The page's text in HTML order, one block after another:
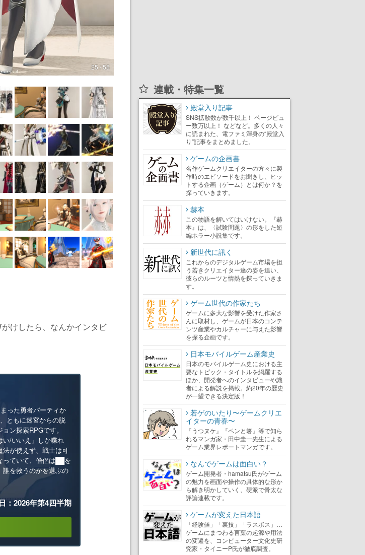
25 / 55
けしたら、なんかインタビ
った勇者パーティか
ともに迷宮からの脱
ン探索RPGです。
い/いいえ」しか喋れ
法が使えず、戦士は可
っていて、僧侶は██を
誰を救うのかを選ぶの
：2026年第4四半期
連載・特集一覧
殿堂入り記事
SNS拡散数が数千以上！ ページビュ
ー数万以上！ などなど。多くの人々
に読まれた、電ファミ渾身の“殿堂入
り”記事をまとめました。
ゲームの企画書
名作ゲームクリエイターの方々に製
作時のエピソードをお聞きし、ヒッ
トする企画（ゲーム）とは何か？を
探っていきます。
赫本
この物語を解いてはいけない。『赫
本』は、〈試験問題〉の形をした短
編ホラー小説集です。
新世代に訊く
これからのデジタルゲーム市場を担
う若きクリエイター達の姿を追い、
彼らのルーツと情熱を探っていきま
す。
ゲーム世代の作家たち
ゲームに多大な影響を受けた作家さ
んに取材し、ゲームが日本のコンテ
ンツ産業やカルチャーに与えた影響
を探る企画です。
日本モバイルゲーム産業史
日本のモバイルゲーム史における主
要なトピック・タイトルを網羅する
ほか、開発者へのインタビューや識
者による解説を掲載。約20年の歴史
が一望できる決定版！
若ゲのいたり〜ゲームクリエ
イターの青春〜
『うつヌケ』『ペンと箸』等で知ら
れるマンガ家・田中圭一先生による
ゲーム業界レポートマンガです。
なんでゲームは面白い？
ゲーム開発者・hamatsu氏がゲーム
の魅力を画面や操作の具体的な形か
ら解き明かしていく、硬派で骨太な
評論連載です。
ゲームが変えた日本語
「経験値」「裏技」「ラスボス」…
ゲームにまつわる言葉の起源や用法
の変遷を、コンピューター文化史研
究家・タイニーP氏が徹底調査。